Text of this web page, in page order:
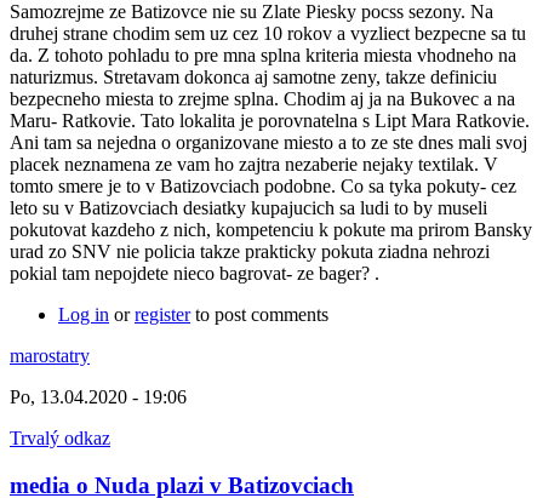
Samozrejme ze Batizovce nie su Zlate Piesky pocss sezony. Na
druhej strane chodim sem uz cez 10 rokov a vyzliect bezpecne sa tu
da. Z tohoto pohladu to pre mna splna kriteria miesta vhodneho na
naturizmus. Stretavam dokonca aj samotne zeny, takze definiciu
bezpecneho miesta to zrejme splna. Chodim aj ja na Bukovec a na
Maru- Ratkovie. Tato lokalita je porovnatelna s Lipt Mara Ratkovie.
Ani tam sa nejedna o organizovane miesto a to ze ste dnes mali svoj
placek neznamena ze vam ho zajtra nezaberie nejaky textilak. V
tomto smere je to v Batizovciach podobne. Co sa tyka pokuty- cez
leto su v Batizovciach desiatky kupajucich sa ludi to by museli
pokutovat kazdeho z nich, kompetenciu k pokute ma prirom Bansky
urad zo SNV nie policia takze prakticky pokuta ziadna nehrozi
pokial tam nepojdete nieco bagrovat- ze bager? .
Log in orregisterto post comments
marostatry
Po, 13.04.2020 - 19:06
Trvalý odkaz
media o Nuda plazi v Batizovciach